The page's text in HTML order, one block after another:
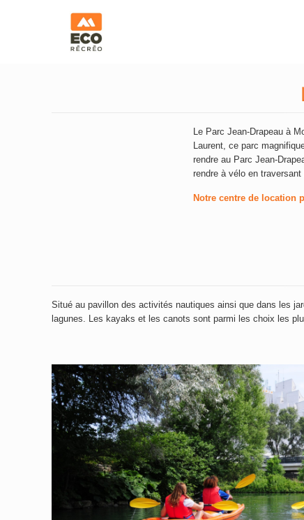
Le Parc Jean-Drapeau à
Laurent, ce parc
rendre au Parc Jean-
rendre à vélo en
Notre centre de location
Situé au pavillon des activités nautiques ainsi que dans les
lagunes. Les kayaks et les canots sont parmi les choix les